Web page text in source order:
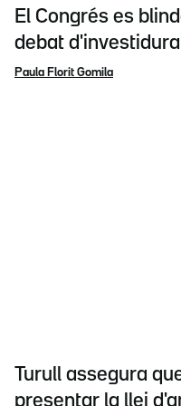
El Congrés es
debat
Paula Florit Gomila
Turull assegura
presentar la llei